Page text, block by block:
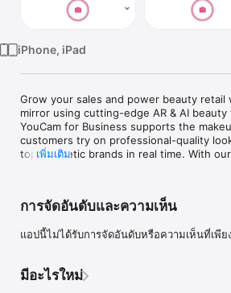
iPhone, iPad
Grow your sales and power beauty retail
mirror using cutting-edge AR & AI beauty
YouCam for Business supports the
customers try on professional-quality
top cosmetic brands in real time. With
tools to help customers and boost sales.
makeovers so your customers can try
brand so you can display your products
เพิ่มเติม
การจัดอันดับและความเห็น
แอปนี้ไม่ได้รับการจัดอันดับหรือความเห็นที่เพีย
มีอะไรใหม่